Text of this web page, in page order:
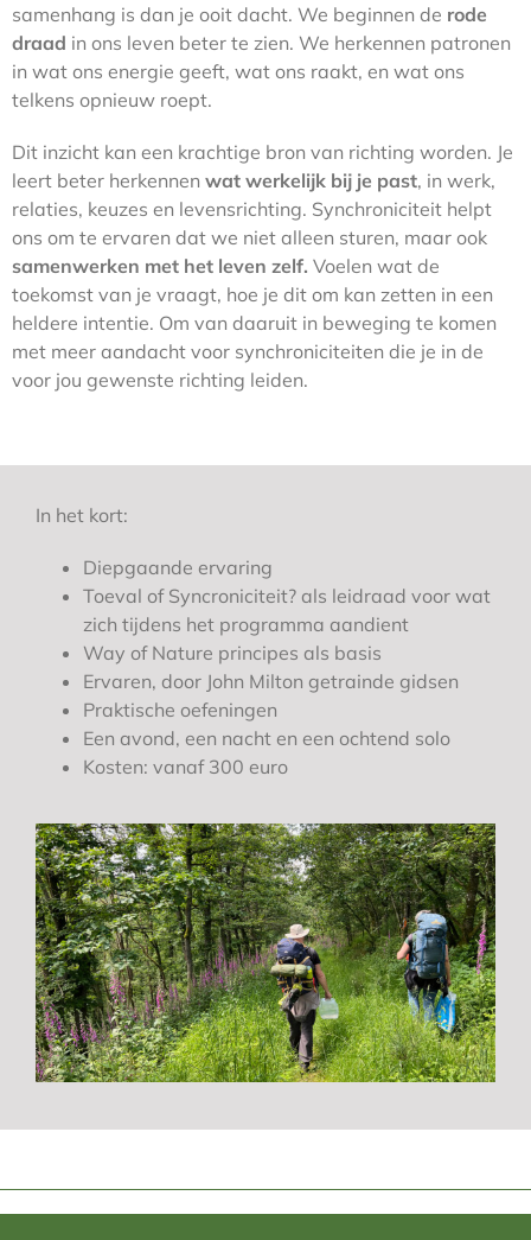
samenhang is dan je ooit dacht. We beginnen de rode
draad in ons leven beter te zien. We herkennen patronen
in wat ons energie geeft, wat ons raakt, en wat ons
telkens opnieuw roept.
Dit inzicht kan een krachtige bron van richting worden. Je
leert beter herkennen wat werkelijk bij je past, in werk,
relaties, keuzes en levensrichting. Synchroniciteit helpt
ons om te ervaren dat we niet alleen sturen, maar ook
samenwerken met het leven zelf. Voelen wat de
toekomst van je vraagt, hoe je dit om kan zetten in een
heldere intentie. Om van daaruit in beweging te komen
met meer aandacht voor synchroniciteiten die je in de
voor jou gewenste richting leiden.
In het kort:
Diepgaande ervaring
Toeval of Syncroniciteit? als leidraad voor wat
zich tijdens het programma aandient
Way of Nature principes als basis
Ervaren, door John Milton getrainde gidsen
Praktische oefeningen
Een avond, een nacht en een ochtend solo
Kosten: vanaf 300 euro